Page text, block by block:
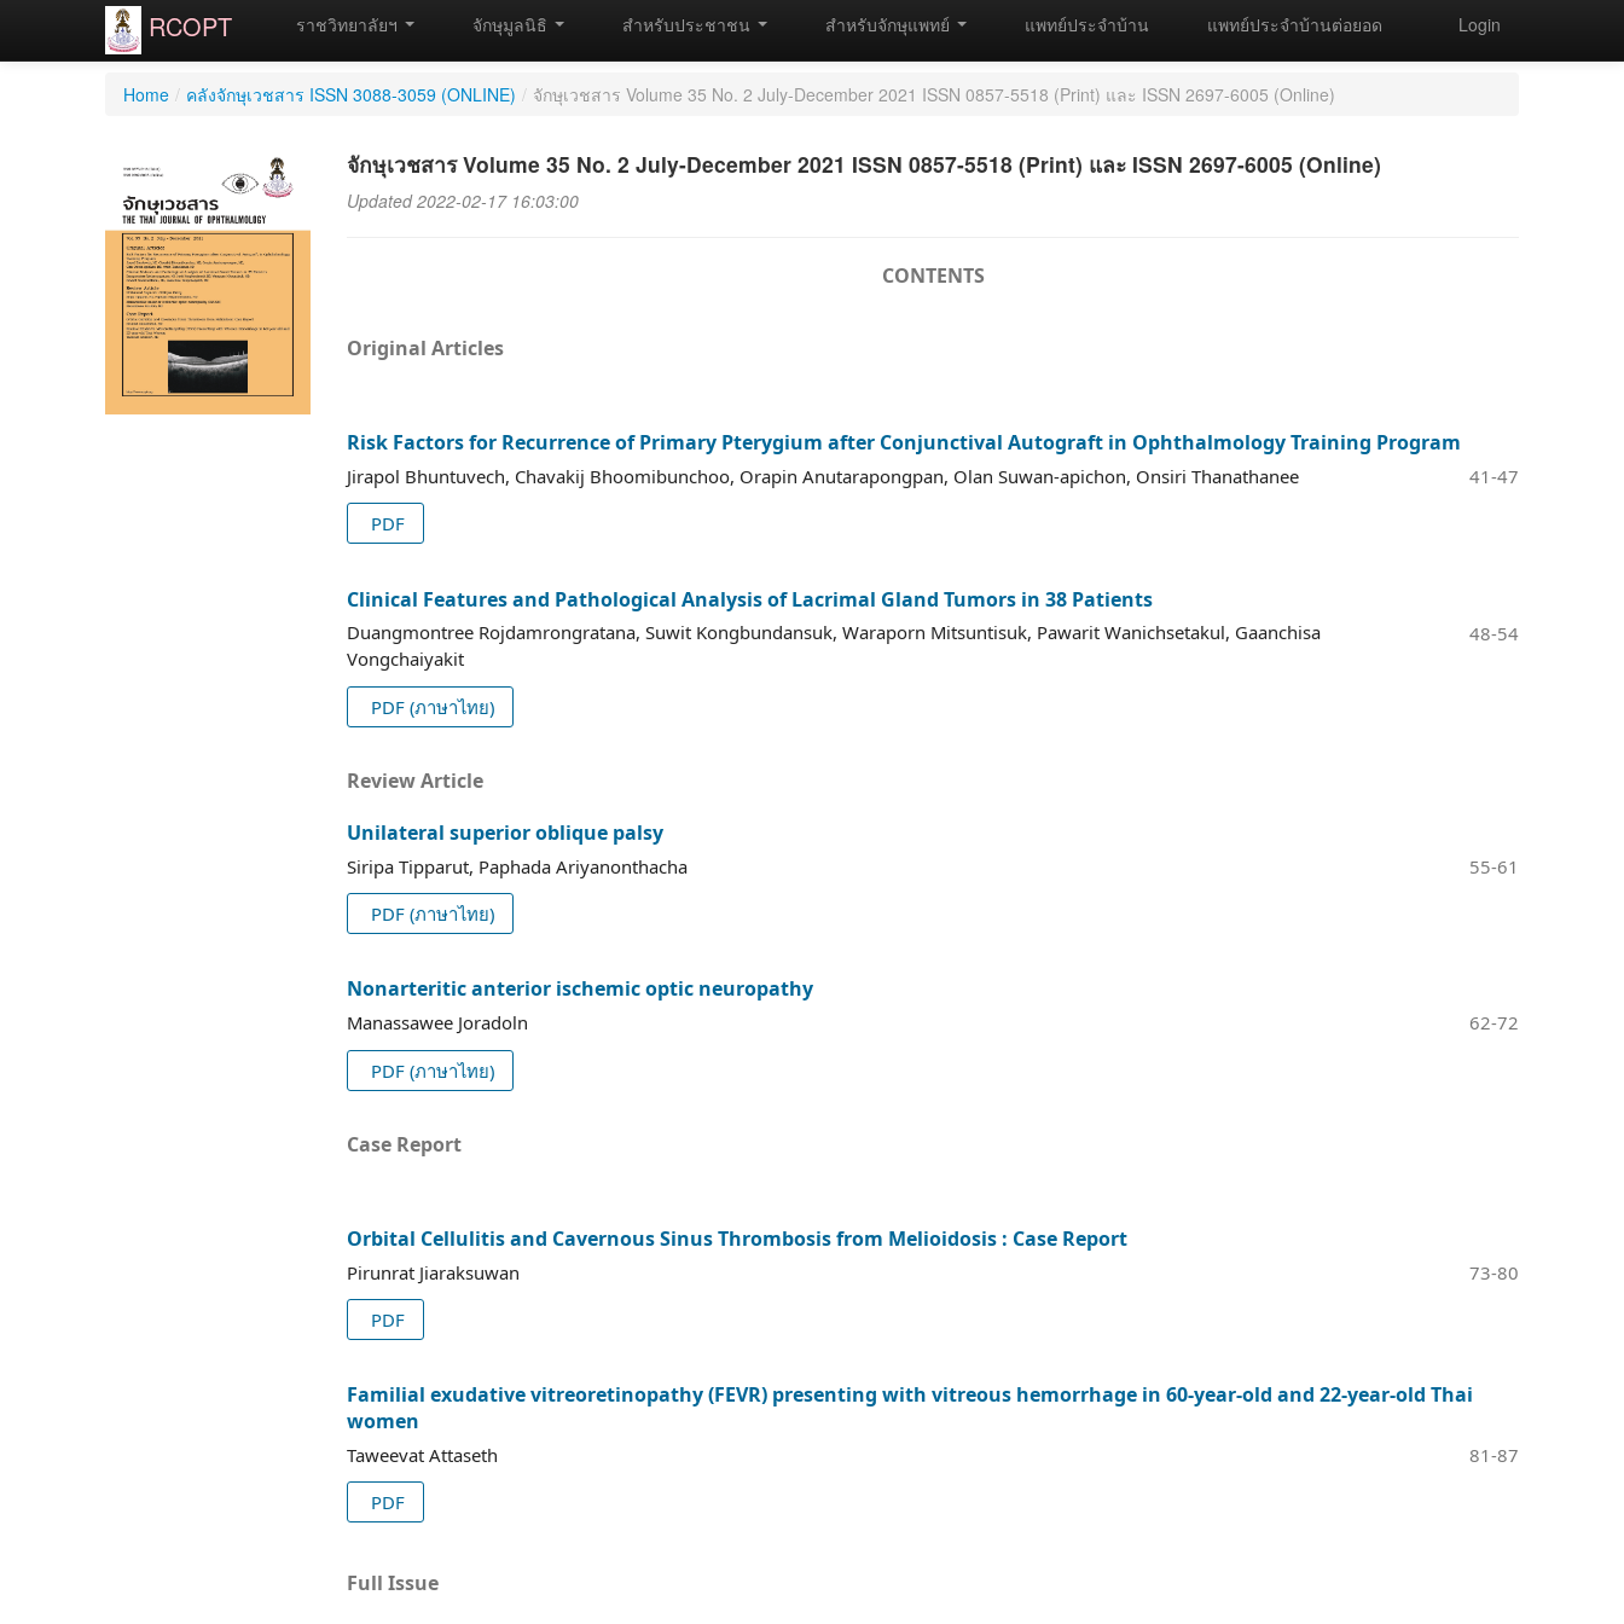
RCOPT ราชวิทยาลัยฯ จักษุมูลนิธิ สำหรับประชาชน สำหรับจักษุแพทย์ แพทย์ประจำบ้าน แพทย์ประจำบ้านต่อยอด Login
Home / คลังจักษุเวชสาร ISSN 3088-3059 (ONLINE) / จักษุเวชสาร Volume 35 No. 2 July-December 2021 ISSN 0857-5518 (Print) และ ISSN 2697-6005 (Online)
จักษุเวชสาร Volume 35 No. 2 July-December 2021 ISSN 0857-5518 (Print) และ ISSN 2697-6005 (Online)
Updated 2022-02-17 16:03:00
CONTENTS
Original Articles
Risk Factors for Recurrence of Primary Pterygium after Conjunctival Autograft in Ophthalmology Training Program
Jirapol Bhuntuvech, Chavakij Bhoomibunchoo, Orapin Anutarapongpan, Olan Suwan-apichon, Onsiri Thanathanee
41-47
PDF
Clinical Features and Pathological Analysis of Lacrimal Gland Tumors in 38 Patients
Duangmontree Rojdamrongratana, Suwit Kongbundansuk, Waraporn Mitsuntisuk, Pawarit Wanichsetakul, Gaanchisa
Vongchaiyakit
48-54
PDF (ภาษาไทย)
Review Article
Unilateral superior oblique palsy
Siripa Tipparut, Paphada Ariyanonthacha
55-61
PDF (ภาษาไทย)
Nonarteritic anterior ischemic optic neuropathy
Manassawee Joradoln
62-72
PDF (ภาษาไทย)
Case Report
Orbital Cellulitis and Cavernous Sinus Thrombosis from Melioidosis : Case Report
Pirunrat Jiaraksuwan
73-80
PDF
Familial exudative vitreoretinopathy (FEVR) presenting with vitreous hemorrhage in 60-year-old and 22-year-old Thai
women
Taweevat Attaseth
81-87
PDF
Full Issue